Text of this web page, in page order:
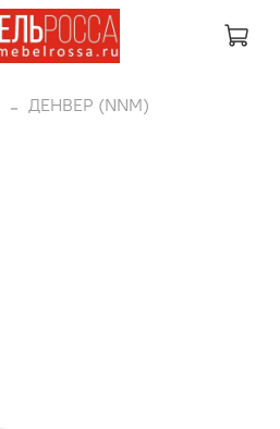
ДЕНВЕР (NNM)